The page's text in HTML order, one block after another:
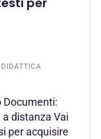
DIDATTICA
Documenti:
distanza Vai
per acquisire